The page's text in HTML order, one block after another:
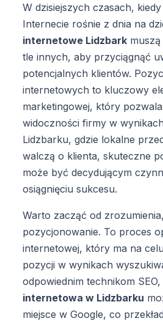
W dzisiejszych czasach,
Internecie rośnie z dnia na
internetowe Lidzbark
tle innych, aby przyciągnąć
potencjalnych klientów.
internetowych to kluczowy
marketingowej, który
widoczności firmy w
Lidzbarku, gdzie lokalne
walczą o klienta, skuteczne
może być decydującym
osiągnięciu sukcesu.
Warto zacząć od
pozycjonowanie. To proces
internetowej, który ma na
pozycji w wynikach
odpowiednim technikom SEO,
internetowa w Lidzbarku
miejsce w Google, co